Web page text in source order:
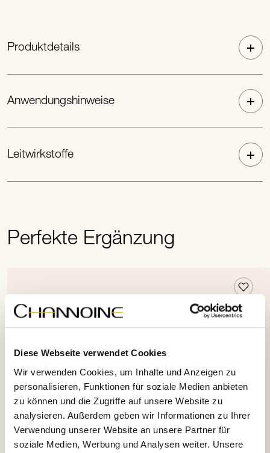
Diese Webseite verwendet Cookies
Wir verwenden Cookies, um Inhalte und Anzeigen zu
personalisieren, Funktionen für soziale Medien anbieten
zu können und die Zugriffe auf unsere Website zu
analysieren. Außerdem geben wir Informationen zu Ihrer
Verwendung unserer Website an unsere Partner für
soziale Medien, Werbung und Analysen weiter. Unsere
Produktdetails
Anwendungshinweise
Leitwirkstoffe
Perfekte Ergänzung